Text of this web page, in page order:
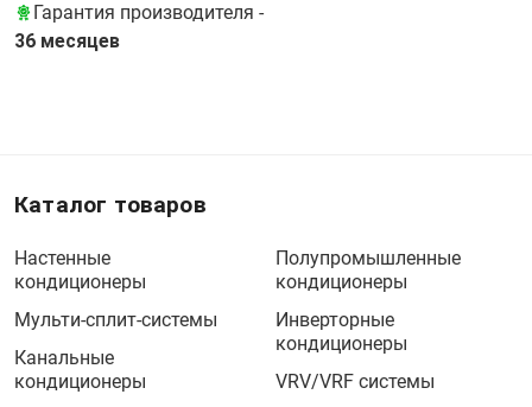
Гарантия производителя -
36 месяцев
Каталог товаров
Настенные
кондиционеры
Мульти-сплит-системы
Канальные
кондиционеры
Полупромышленные
кондиционеры
Инверторные
кондиционеры
VRV/VRF системы